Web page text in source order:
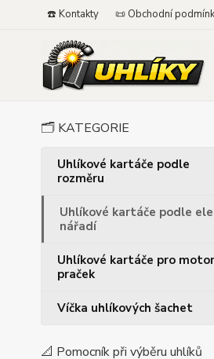
☎️ Kontakty 📜 Obchodní
🗂️ KATEGORIE
Uhlíkové kartáče podle
rozměru
Uhlíkové kartáče podle
nářadí
Uhlíkové kartáče pro
praček
Víčka uhlíkových šachet
📐 Pomocník při výběru uhlíků